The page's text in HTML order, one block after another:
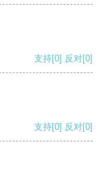
支持[0] 反对[0]
支持[0] 反对[0]